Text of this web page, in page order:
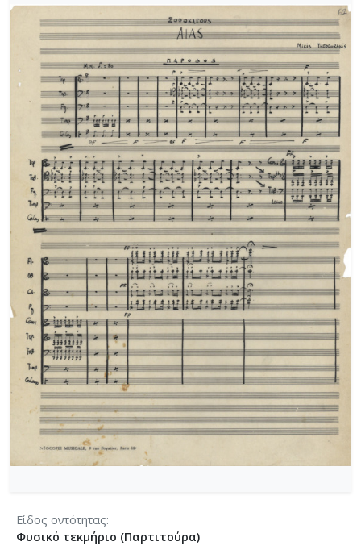
[Φάκελος] GR-As-MTH-003-Sc-003-014-
[Φάκελος] GR-As-MTH-003-Sc-003-015-
[Φάκελος] GR-As-MTH-003-Sc-003-016-
[Φάκελος] GR-As-MTH-003-Sc-003-017-
[Φάκελος] GR-As-MTH-003-Sc-003-018-
[Φάκελος] GR-As-MTH-003-Sc-003-019-
[Φάκελος] GR-As-MTH-003-Sc-004-020-Σκίτσα
[Φάκελος] GR-As-MTH-003-Sc-004-021-
[Φάκελος] GR-As-MTH-003-Sc-004-022-
[Φάκελος] GR-As-MTH-003-Sc-004-023-
[Φάκελος] GR-As-MTH-003-Sc-004-024-Ύμνος
[Φάκελος] GR-As-MTH-003-Sc-004-025-Το
[Φάκελος] GR-As-MTH-003-Sc-004-026-
[Φάκελος] GR-As-MTH-003-Sc-004-027-Μικρή
[Φάκελος] GR-As-MTH-003-Sc-004-028-
[Φάκελος] GR-As-MTH-003-Sc-004-029-
[Φάκελος] GR-As-MTH-003-Sc-004-030-Πέντε
[Φάκελος] GR-As-MTH-003-Sc-004-031-Έργο
[Φάκελος] GR-As-MTH-003-Sc-005-032-
[Φάκελος] GR-As-MTH-003-Sc-005-033-
[Φάκελος] GR-As-MTH-003-Sc-005-034-
[Φάκελος] GR-As-MTH-003-Sc-005-035-
[Φάκελος] GR-As-MTH-003-Sc-005-036-
[Φάκελος] GR-As-MTH-003-Sc-005-037-Duetto
[Φάκελος] GR-As-MTH-003-Sc-005-040-
[Φάκελος] GR-As-MTH-003-Sc-005-041-Η
Είδος οντότητας
Φυσικό τεκμήριο (Παρτιτούρα)